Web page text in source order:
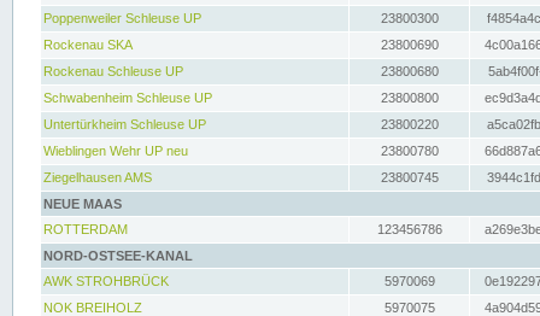
Poppenweiler Schleuse UP
23800300
Rockenau SKA
23800690
Rockenau Schleuse UP
23800680
Schwabenheim Schleuse UP
23800800
Untertürkheim Schleuse UP
23800220
Wieblingen Wehr UP neu
23800780
Ziegelhausen AMS
23800745
NEUE MAAS
ROTTERDAM
123456786
NORD-OSTSEE-KANAL
AWK STROHBRÜCK
5970069
NOK BREIHOLZ
5970075